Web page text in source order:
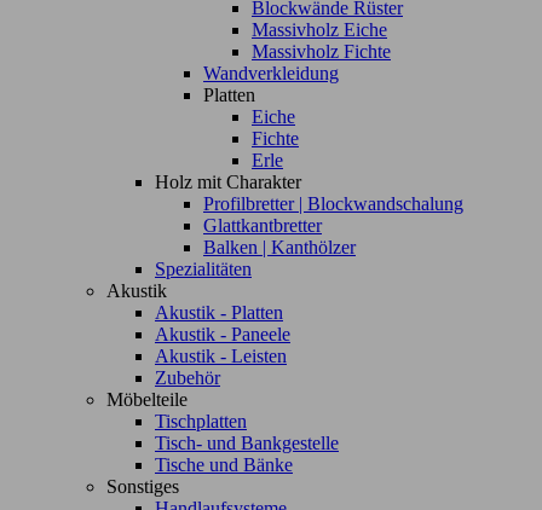
Blockwände Rüster
Massivholz Eiche
Massivholz Fichte
Wandverkleidung
Platten
Eiche
Fichte
Erle
Holz mit Charakter
Profilbretter | Blockwandschalung
Glattkantbretter
Balken | Kanthölzer
Spezialitäten
Akustik
Akustik - Platten
Akustik - Paneele
Akustik - Leisten
Zubehör
Möbelteile
Tischplatten
Tisch- und Bankgestelle
Tische und Bänke
Sonstiges